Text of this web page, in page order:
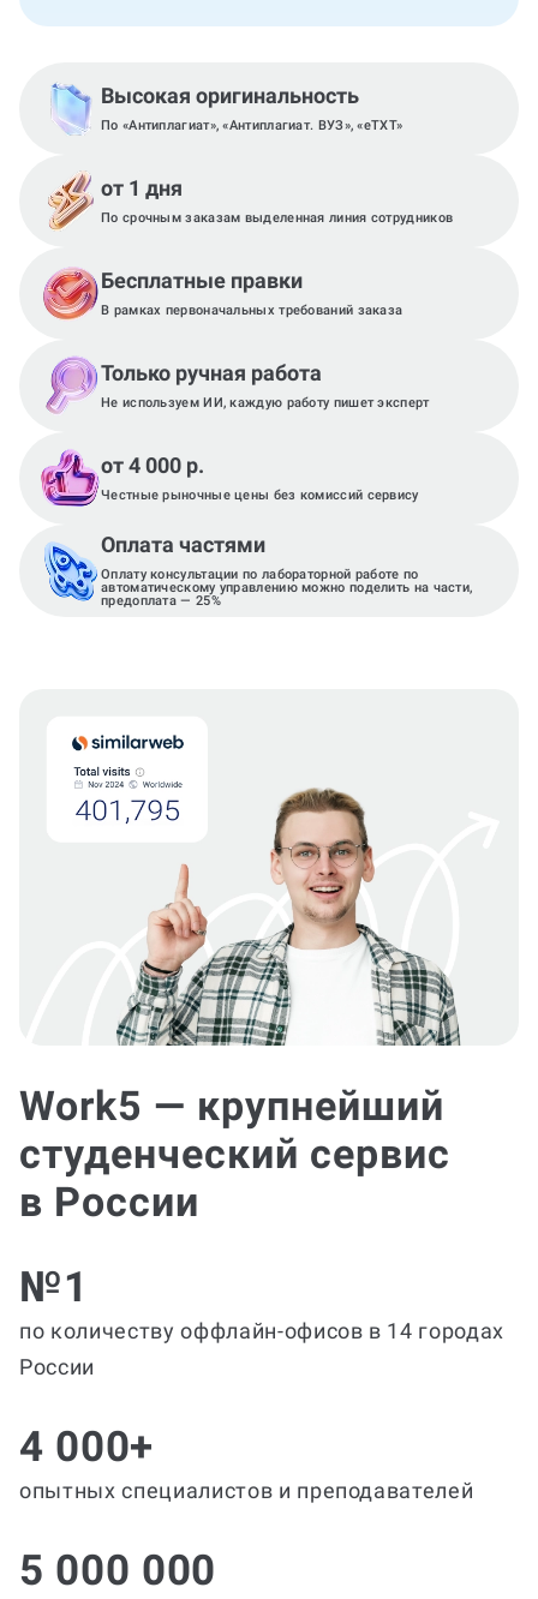
Высокая оригинальность
По «Антиплагиат», «Антиплагиат. ВУЗ», «eTXT»
от 1 дня
По срочным заказам выделенная линия сотрудников
Бесплатные правки
В рамках первоначальных требований заказа
Только ручная работа
Не используем ИИ, каждую работу пишет эксперт
от 4 000 р.
Честные рыночные цены без комиссий сервису
Оплата частями
Оплату консультации по лабораторной работе по
автоматическому управлению можно поделить на части,
предоплата — 25%
Work5 — крупнейший
студенческий сервис
в России
№1
по количеству оффлайн-офисов в 14 городах
России
4 000+
опытных специалистов и преподавателей
5 000 000